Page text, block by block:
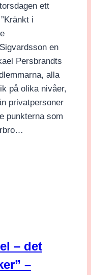
ett
i
en
Persbrandts
alla
på olika nivåer,
privatpersoner
punkterna som
– det
–